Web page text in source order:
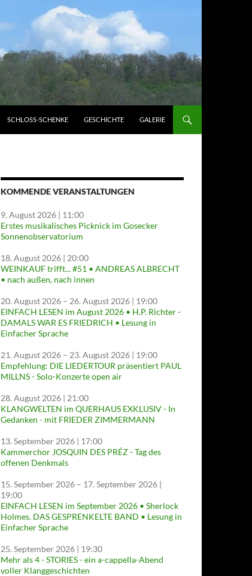
SCHLOSS-SCHENKE GESCHICHTE GALERIE
KOMMENDE VERANSTALTUNGEN
9. August 2026 | 11:00
Erstes musikalisches Picknick im Gosecker
Sonnenobservatorium
18. August 2026 | 20:00
WEINKAUF trifft... #51 • ANDREAS ALBRECHT
• nach außen, nach innen
20. August 2026 – 26. August 2026 | 19:00
EINFACH LESEN im August 2026 • H.P. Richter -
DAMALS WAR ES FRIEDRICH • Lesung in
Einfacher Sprache
21. August 2026 – 23. August 2026 | 19:00
Empfehlung: DIE LIEDERTOUR präsentiert PAUL
MILLNS - Solo-Konzerte open air
28. August 2026 | 21:00
KLANGWELTEN im QUERHAUS EXKLUSIV - In
Gedanken - mit FRIEDER ZIMMERMANN
13. September 2026 | 17:00
Kammerchor JOSQUIN DES PRÉZ - Tag des
offenen Denkmals
15. September 2026 – 17. September 2026 |
19:00
EINFACH LESEN im September 2026 • Sherlock
Holmes. DAS GESPRENKELTE BAND • Lesung in
Einfacher Sprache
25. September 2026 | 19:30
Mehr als 4 - STORIES - ein a-cappella-Abend
voller Klanggeschichten